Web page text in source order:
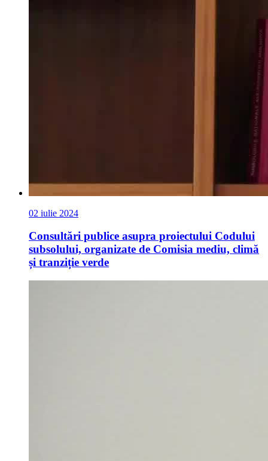
02 iulie 2024
Consultări publice asupra proiectului Codului
subsolului, organizate de Comisia mediu, climă
și tranziție verde